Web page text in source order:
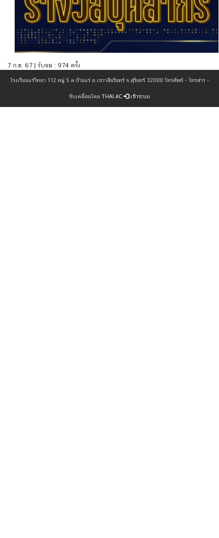
7 ก.ย. 67 | รับชม : 974 ครั้ง
โรงเรียนแร่วิทยา 112 หมู่ 5 ต.บ้านแร่ อ.เขวาสินรินทร์ จ.สุรินทร์ 32000 โทรศัพท์ - โทรสาร -
ขับเคลื่อนโดย THAI.AC เข้าระบบ